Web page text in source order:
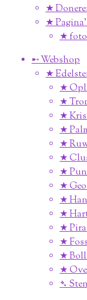
★
★
★
➸ Webshop
★
★
★
★
★
★
★
★
★
★
★
★
★
★
★
➴